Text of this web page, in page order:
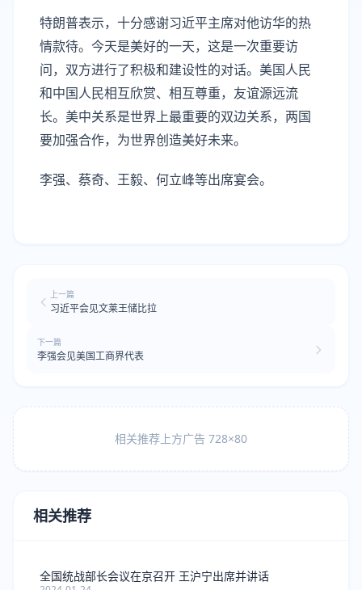
特朗普表示，十分感谢习近平主席对他访华的热
情款待。今天是美好的一天，这是一次重要访
问，双方进行了积极和建设性的对话。美国人民
和中国人民相互欣赏、相互尊重，友谊源远流
长。美中关系是世界上最重要的双边关系，两国
要加强合作，为世界创造美好未来。
李强、蔡奇、王毅、何立峰等出席宴会。
上一篇
习近平会见文莱王储比拉
下一篇
李强会见美国工商界代表
相关推荐上方广告 728×80
相关推荐
全国统战部长会议在京召开 王沪宁出席并讲话